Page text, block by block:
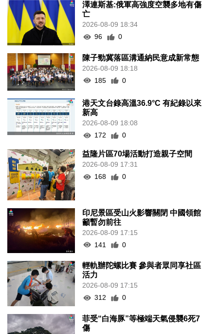
澤連斯基:俄軍高強度空襲多地有傷
亡
2026-08-09 18:34
96
0
陳子勁冀落區溝通納民意成新常態
2026-08-09 18:18
185
0
港天文台錄高溫36.9°C 有紀錄以來
新高
2026-08-09 18:08
172
0
益隆片區70場活動打造親子空間
2026-08-09 17:31
168
0
印尼景區受山火影響關閉 中國領館
籲暫勿前往
2026-08-09 17:15
141
0
輕軌辦陀螺比賽 參與者眾同享社區
活力
2026-08-09 17:15
312
0
菲受“白海豚”等極端天氣侵襲6死7
傷